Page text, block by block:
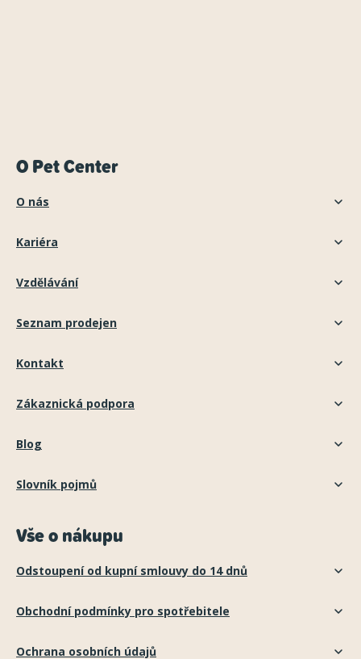
O Pet Center
O nás
Kariéra
Vzdělávání
Seznam prodejen
Kontakt
Zákaznická podpora
Blog
Slovník pojmů
Vše o nákupu
Odstoupení od kupní smlouvy do 14 dnů
Obchodní podmínky pro spotřebitele
Ochrana osobních údajů